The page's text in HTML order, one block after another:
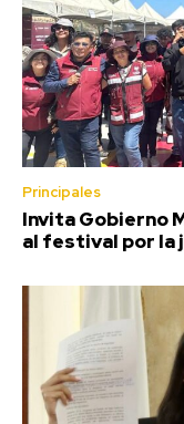
Principales
Invita Gobierno
al festival por la